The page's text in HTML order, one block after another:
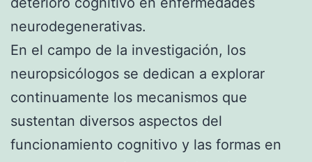
neurodegenerativas.
En el campo de la investigación, los
neuropsicólogos se dedican a explorar
continuamente los mecanismos que
sustentan diversos aspectos del
funcionamiento cognitivo y las formas en